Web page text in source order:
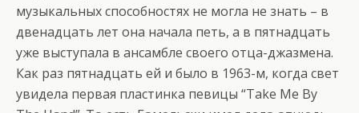
музыкальных способностях не могла не знать – в
двенадцать лет она начала петь, а в пятнадцать
уже выступала в ансамбле своего отца-джазмена.
Как раз пятнадцать ей и было в 1963-м, когда свет
увидела первая пластинка певицы “Take Me By